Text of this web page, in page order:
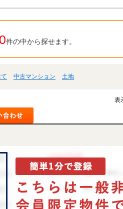
件の中から探せます。
中古マンション 土地
表